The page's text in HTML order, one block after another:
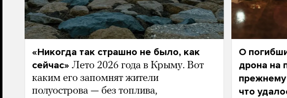
«Никогда так страшно не было, как
сейчас» Лето 2026 года в Крыму. Вот
каким его запомнят жители
полуострова — без топлива,
О
дрона на
прежнему
что